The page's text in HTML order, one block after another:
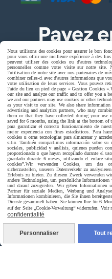
livraison à domicile
Nous utilisons des cookies pour assurer le bon
pour vous offrir une meilleure expérience à des
peuvent utiliser des cookies ou d'autres
personnelles comme votre visite sur notre site.
l'utilisation de notre site avec nos partenaires de
combiner celles-ci avec d'autres informations que
votre utilisation de leurs services. Vous pouvez
l'aide du lien en pied de page « Gestion Cookies ».
our site and analyze our traffic and to offer you a
we and our partners may use cookies or other
as your visit to our site. We also share
advertising and analytics partners, who may
them or that they have collected during your use
saved for 6 months, using the link at the bottom of
para garantizar el correcto funcionamiento de
mejor experiencia con fines estadísticos. Para
cookies u otras tecnologías para almacenar y
sitio. También compartimos información sobre su
sociales, publicidad y análisis, quienes pueden
proporcionado o que hayan recopilado durante el
guardado durante 6 meses, utilizando el enlace
cookies”. Wir verwenden Cookies, um das
sicherzustellen, unseren Datenverkehr zu
Erlebnis zu bieten. Zu diesem Zweck verwenden
andere Technologien, um persönliche
und darauf zuzugreifen. Wir geben Informationen
Partner für soziale Medien, Werbung und
Informationen kombinieren, die Sie ihnen
Dienste gesammelt haben. Sie können Ihre für 6
auf der Seite „Cookie-Verwaltung“ widerrufen.
confidentialité
Personnaliser Tout